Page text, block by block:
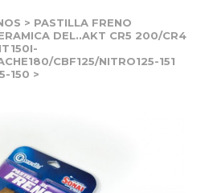
> PASTILLA FRENO
DEL..AKT CR5 200/CR4
CBF125/NITRO125-151
150 >